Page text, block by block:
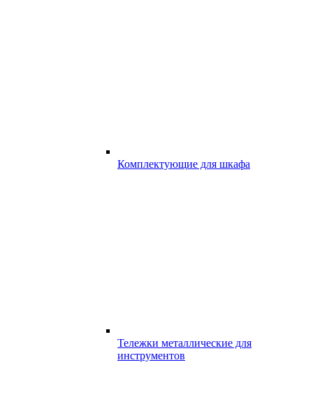
Комплектующие для шкафа
Тележки металлические для
инструментов